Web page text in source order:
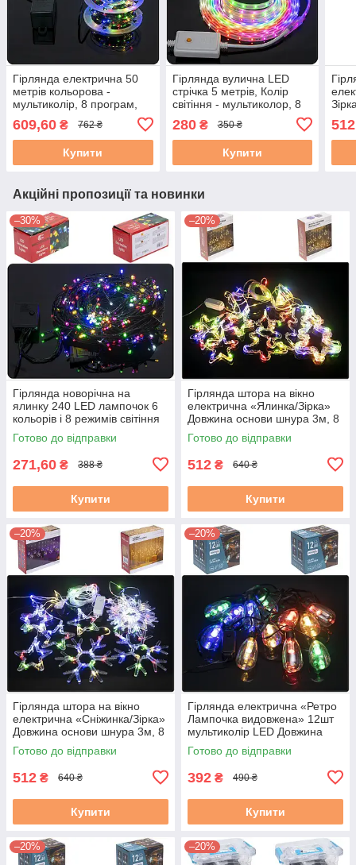
Гірлянда електрична 50
метрів кольорова -
мультиколір, 8 програм,
609,60 ₴ 762 ₴
Купити
Гірлянда вулична LED
стрічка 5 метрів, Колір
світіння - мультиколор, 8
програм, Живлення 220V
280₴ 350 ₴
Купити
512
Акційні пропозиції та новинки
–30%
Гірлянда новорічна на
ялинку 240 LED лампочок 6
кольорів і 8 режимів світіння
завдовжки 24 метри працює
від мережі 220V
Готово до відправки
271,60 ₴ 388 ₴
Купити
–20%
Гірлянда штора на вікно
електрична «Ялинка/Зірка»
Довжина основи шнура 3м, 8
програм світіння, Живлення
220V.
Готово до відправки
512 ₴ 640 ₴
Купити
–20%
Гірлянда штора на вікно
електрична «Сніжинка/Зірка»
Довжина основи шнура 3м, 8
програм світіння, Живлення
220V
Готово до відправки
512 ₴ 640 ₴
Купити
–20%
Гірлянда електрична «Ретро
Лампочка видовжена» 12шт
мультиколір LED Довжина
шнура 4м, Живлення 220V.
Готово до відправки
392 ₴ 490 ₴
Купити
–20% –20%